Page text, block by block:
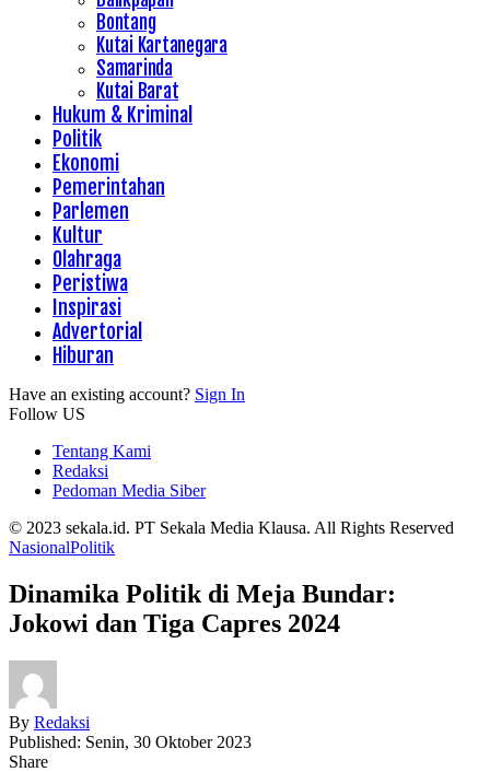
Bontang
Kutai Kartanegara
Samarinda
Kutai Barat
Hukum & Kriminal
Politik
Ekonomi
Pemerintahan
Parlemen
Kultur
Olahraga
Peristiwa
Inspirasi
Advertorial
Hiburan
Have an existing account? Sign In
Follow US
Tentang Kami
Redaksi
Pedoman Media Siber
© 2023 sekala.id. PT Sekala Media Klausa. All Rights Reserved
NasionalPolitik
Dinamika Politik di Meja Bundar:
Jokowi dan Tiga Capres 2024
By Redaksi
Published: Senin, 30 Oktober 2023
Share